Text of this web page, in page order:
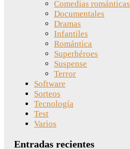
Comedias románticas
Documentales
Dramas
Infantiles
Romántica
Superhéroes
Suspense
Terror
Software
Sorteos
Tecnología
Test
Varios
Entradas recientes